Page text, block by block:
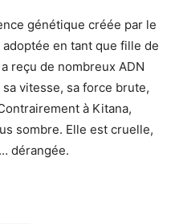
génétique créée par le
en tant que fille de
reçu de nombreux ADN
vitesse, sa force brute,
à Kitana,
sombre. Elle est cruelle,
dérangée.